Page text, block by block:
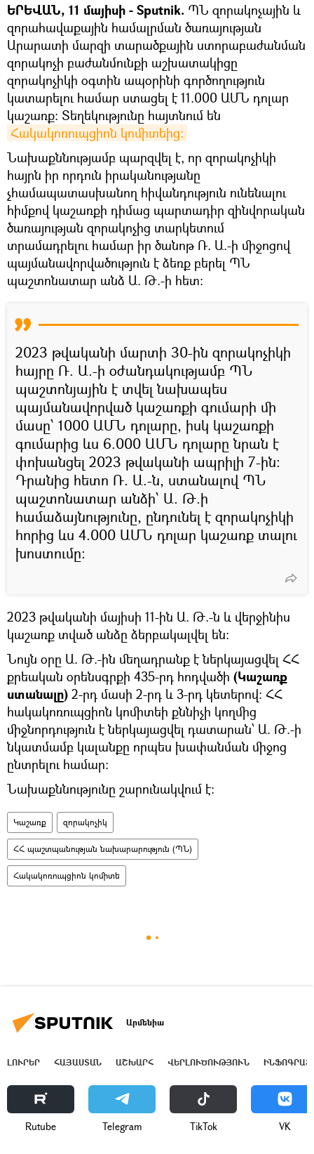
ԵՐԵՎԱՆ, 11 մայիսի - Sputnik. ՊՆ զորակոչային և
զորահավաքային համալրման ծառայության
Արարատի մարզի տարածքային ստորաբաժանման
զորակոչի բաժանմունքի աշխատակիցը
զորակոչիկի օգտին ապօրինի գործողություն
կատարելու համար ստացել է 11.000 ԱՄՆ դոլար
կաշառք: Տեղեկությունը հայտնում են
Հակակոռուպցիոն կոմիտեից։
Նախաքննությամբ պարզվել է, որ զորակոչիկի
հայրն իր որդուն իրականությանը
չհամապատասխանող հիվանդություն ունենալու
հիմքով կաշառքի դիմաց պարտադիր զինվորական
ծառայության զորակոչից տարկետում
տրամադրելու համար իր ծանոթ Ռ. Ա.-ի միջոցով
պայմանավորվածություն է ձեռք բերել ՊՆ
պաշտոնատար անձ Ա. Թ.-ի հետ:
2023 թվականի մարտի 30-ին զորակոչիկի
հայրը Ռ. Ա.-ի օժանդակությամբ ՊՆ
պաշտոնյային է տվել նախապես
պայմանավորված կաշառքի գումարի մի
մասը՝ 1000 ԱՄՆ դոլարը, իսկ կաշառքի
գումարից ևս 6.000 ԱՄՆ դոլարը նրան է
փոխանցել 2023 թվականի ապրիլի 7-ին:
Դրանից հետո Ռ. Ա.-ն, ստանալով ՊՆ
պաշտոնատար անձի՝ Ա. Թ.ի
համաձայնությունը, ընդունել է զորակոչիկի
հորից ևս 4.000 ԱՄՆ դոլար կաշառք տալու
խոստումը:
2023 թվականի մայիսի 11-ին Ա. Թ.-ն և վերջինիս
կաշառք տված անձը ձերբակալվել են:
Նույն օրը Ա. Թ.-ին մեղադրանք է ներկայացվել ՀՀ
քրեական օրենսգրքի 435-րդ հոդվածի (Կաշառք
ստանալը) 2-րդ մասի 2-րդ և 3-րդ կետերով: ՀՀ
հակակոռուպցիոն կոմիտեի քննիչի կողմից
միջնորդություն է ներկայացվել դատարան՝ Ա. Թ.-ի
նկատմամբ կալանքը որպես խափանման միջոց
ընտրելու համար:
Նախաքննությունը շարունակվում է:
Կաշառք զորակոչիկ
ՀՀ պաշտպանության նախարարություն (ՊՆ)
Հակակոռուպցիոն կոմիտե
Արմենիա
ԼՈՒՐԵՐ ՀԱՅԱՍՏԱՆ ԱՇԽԱՐՀ ՎԵՐԼՈՒԾՈՒԹՅՈՒՆ
Rutube Telegram ТikТоk VK